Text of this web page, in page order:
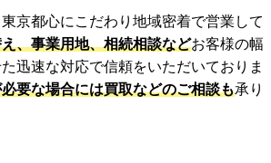
京都心にこだわり地域密着で営業して
、事業用地、相続相談などお客様の幅
迅速な対応で信頼をいただいておりま
要な場合には買取などのご相談も承り